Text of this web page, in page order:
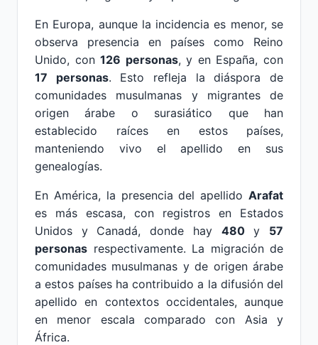
En Europa, aunque la incidencia es menor, se
observa presencia en países como Reino
Unido, con126 personas, y en España, con
17 personas. Esto refleja la diáspora de
comunidades musulmanas y migrantes de
origen árabe o surasiático que han
establecido raíces en estos países,
manteniendo vivo el apellido en sus
genealogías.
En América, la presencia del apellido Arafat
es más escasa, con registros en Estados
Unidos y Canadá, donde hay 480y 57
personas respectivamente. La migración de
comunidades musulmanas y de origen árabe
a estos países ha contribuido a la difusión del
apellido en contextos occidentales, aunque
en menor escala comparado con Asia y
África.